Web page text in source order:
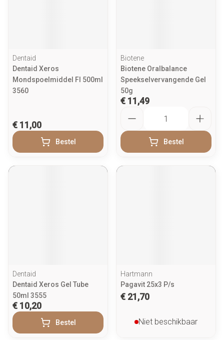
Dentaid
Dentaid Xeros
Mondspoelmiddel Fl 500ml
3560
€ 11,00
Bestel
Biotene
Biotene Oralbalance
Speekselvervangende Gel
50g
€ 11,49
Bestel
Dentaid
Dentaid Xeros Gel Tube
50ml 3555
€ 10,20
Bestel
Hartmann
Pagavit 25x3 P/s
€ 21,70
Niet beschikbaar